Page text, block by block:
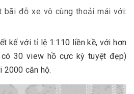
đỗ xe vô cùng thoải mái với:
kế với tỉ lệ 1:110 liền kề, với hơn
30 view hồ cực kỳ tuyệt đẹp)
2000 căn hộ.